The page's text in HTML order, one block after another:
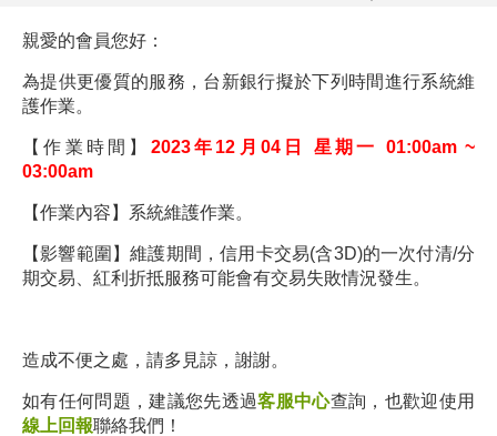
親愛的會員您好：
為提供更優質的服務， 台新銀行擬於下列時間進行系統維
護作業。
【作業時間】 2023年12月04日 星期一 01:00am ~
03:00am
【作業內容】系統維護作業。
【影響範圍】維護期間，信用卡交易(含3D)的一次付清/分
期交易、紅利折抵服務可能會有交易失敗情況發生。
造成不便之處，請多見諒，謝謝。
如有任何問題，建議您先透過客服中心查詢，也歡迎使用
線上回報聯絡我們！